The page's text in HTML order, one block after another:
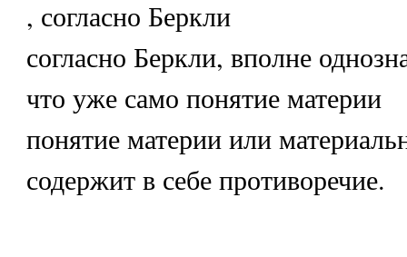
, согласно Беркли
согласно Беркли, вполне
что уже само понятие материи
понятие материи или
содержит в себе противоречие.